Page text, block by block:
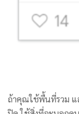
ถ้าคุณใช้พื้นที่รวม แ